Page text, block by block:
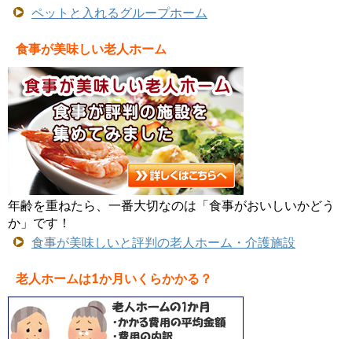
ペットと入れるグループホーム
食事が美味しい老人ホーム
年齢を重ねたら、一番大切なのは「食事がおいしいかどう
か」です！
食事が美味しいと評判の老人ホーム・介護施設
老人ホームは1か月いくらかかる？